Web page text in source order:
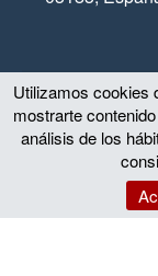
Utilizamos cookies
mostrarte
análisis de los